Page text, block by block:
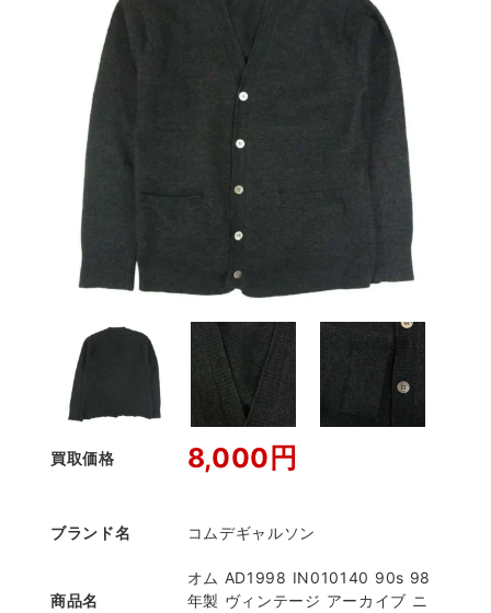
買取価格 8,000円
ブランド名 コムデギャルソン
商品名
オム AD1998 IN010140 90s 98
年製 ヴィンテージ アーカイブ ニ